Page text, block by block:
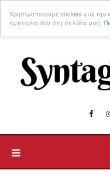
Χρησιμοποιούμε cookies για την
εμπειρία σου στη σελίδα μας.